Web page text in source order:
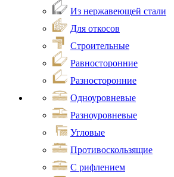
Из нержавеющей стали
Для откосов
Строительные
Равносторонние
Разносторонние
Одноуровневые
Разноуровневые
Угловые
Противоскользящие
С рифлением